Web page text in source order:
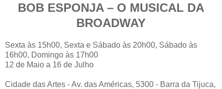
BOB ESPONJA – O MUSICAL DA
BROADWAY
Sexta às 15h00, Sexta e Sábado às 20h00, Sábado às
16h00, Domingo às 17h00
12 de Maio a 16 de Julho
Cidade das Artes - Av. das Américas, 5300 - Barra da Tijuca,